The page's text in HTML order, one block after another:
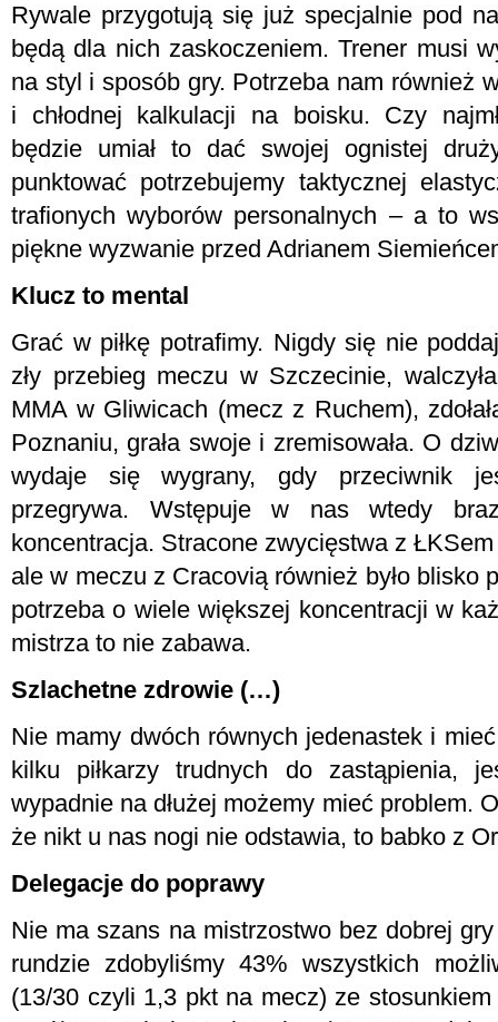
Rywale przygotują się już specjalnie pod
będą dla nich zaskoczeniem. Trener musi
na styl i sposób gry. Potrzeba nam również
i chłodnej kalkulacji na boisku. Czy
będzie umiał to dać swojej ognistej
punktować potrzebujemy taktycznej
trafionych wyborów personalnych – a to
piękne wyzwanie przed Adrianem
Klucz to mental
Grać w piłkę potrafimy. Nigdy się nie
zły przebieg meczu w Szczecinie,
MMA w Gliwicach (mecz z Ruchem),
Poznaniu, grała swoje i zremisowała. O
wydaje się wygrany, gdy przeciwnik
przegrywa. Wstępuje w nas wtedy
koncentracja. Stracone zwycięstwa z
ale w meczu z Cracovią również było blisko
potrzeba o wiele większej koncentracji w
mistrza to nie zabawa.
Szlachetne zdrowie (…)
Nie mamy dwóch równych jedenastek i
kilku piłkarzy trudnych do zastąpienia,
wypadnie na dłużej możemy mieć problem.
że nikt u nas nogi nie odstawia, to babko z
Delegacje do poprawy
Nie ma szans na mistrzostwo bez dobrej
rundzie zdobyliśmy 43% wszystkich
(13/30 czyli 1,3 pkt na mecz) ze